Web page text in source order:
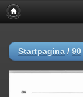
Startpagina / 90